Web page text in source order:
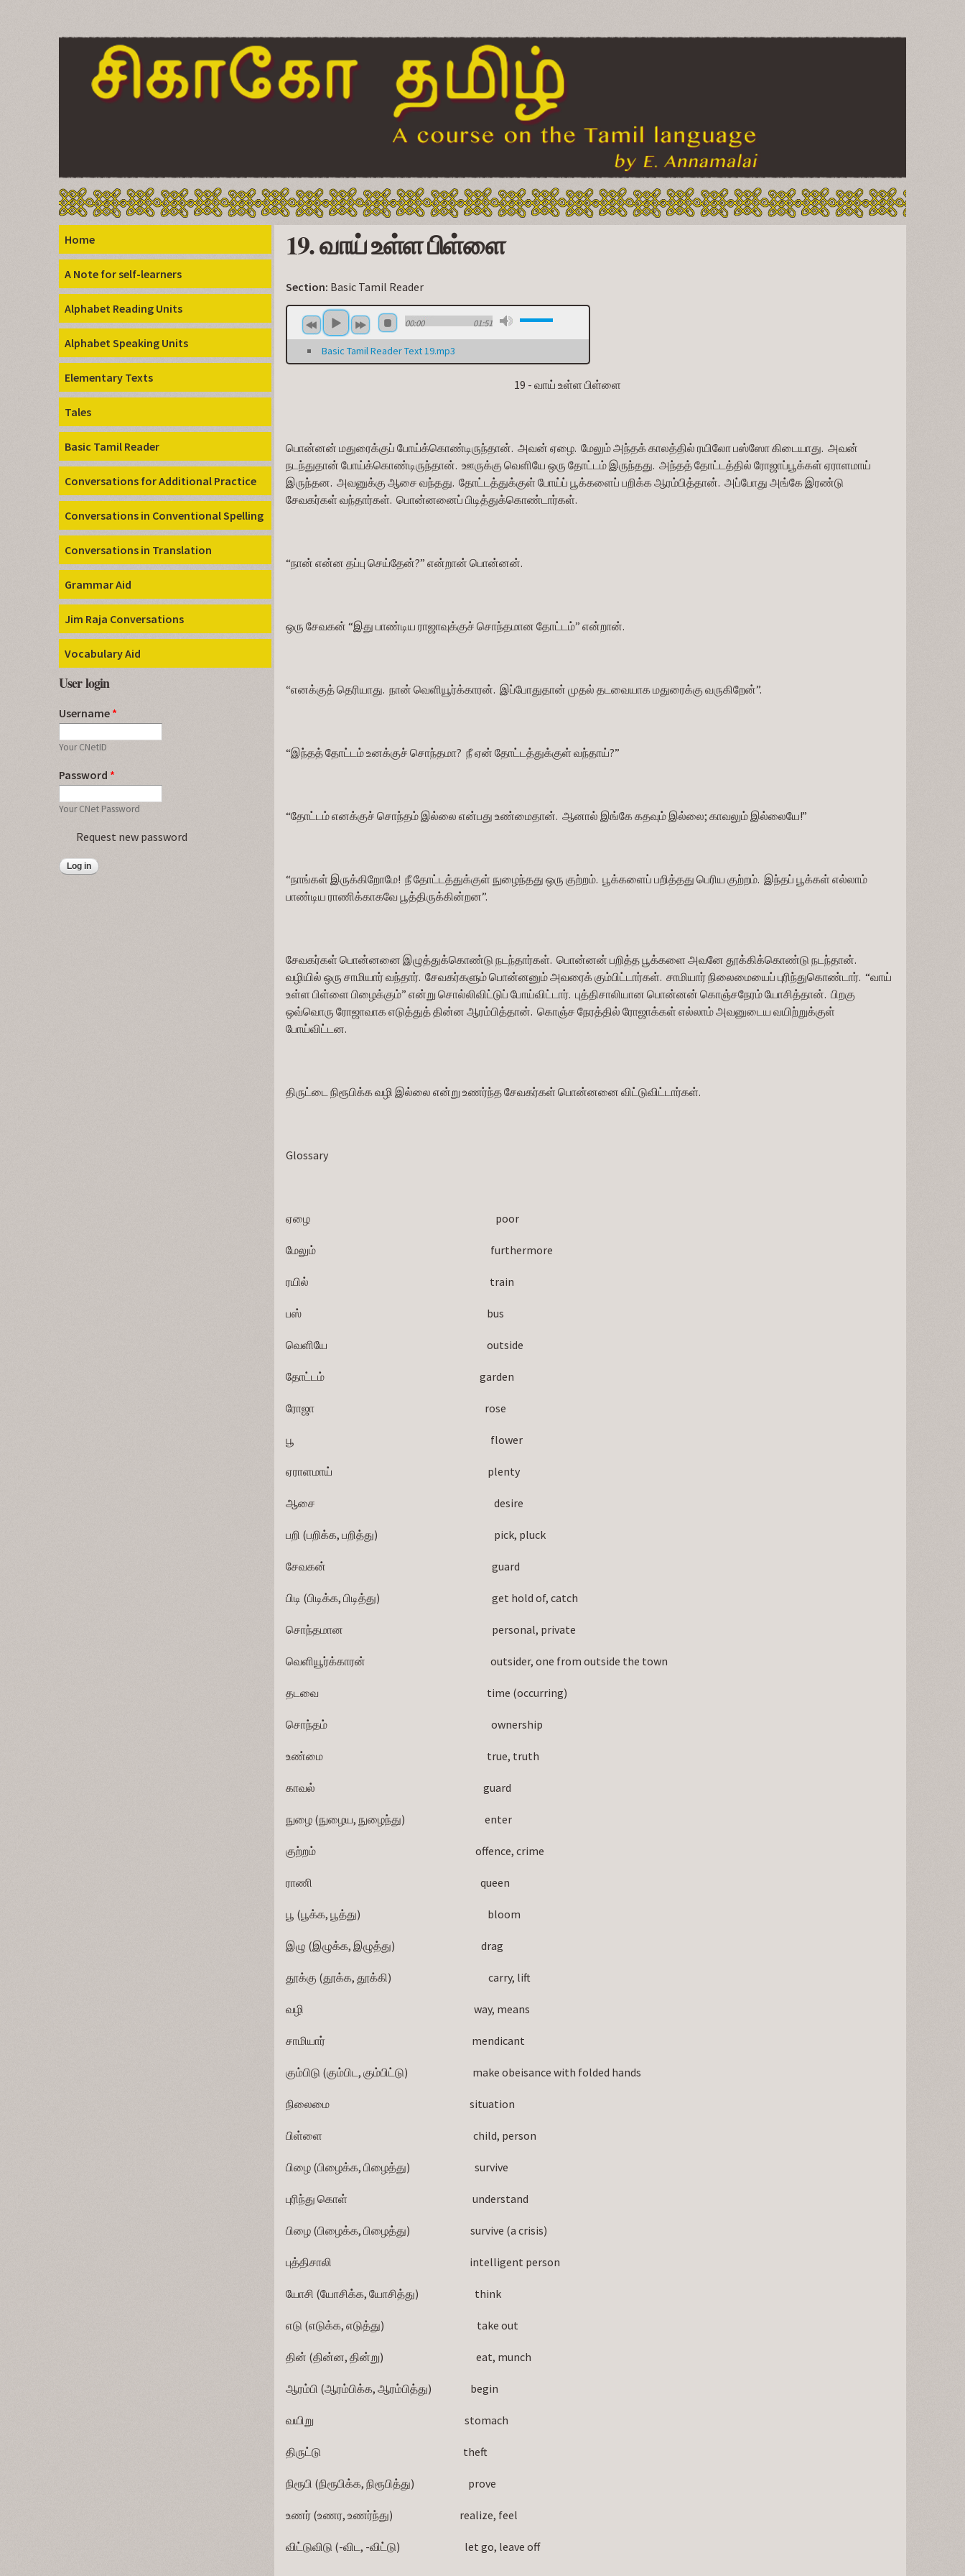
Home
A Note for self-learners
Alphabet Reading Units
Alphabet Speaking Units
Elementary Texts
Tales
Basic Tamil Reader
Conversations for Additional Practice
Conversations in Conventional Spelling
Conversations in Translation
Grammar Aid
Jim Raja Conversations
Vocabulary Aid
User login
Username *
Your CNetID
Password *
Your CNet Password
Request new password
19. வாய் உள்ள பிள்ளை
Section: Basic Tamil Reader
00:00 01:51
Basic Tamil Reader Text 19.mp3
19 - வாய் உள்ள பிள்ளை
பொன்னன் மதுரைக்குப் போய்க்கொண்டிருந்தான்.  அவன் ஏழை.  மேலும் அந்தக் காலத்தில் ரயிலோ பஸ்ஸோ கிடையாது.  அவன்
நடந்துதான் போய்க்கொண்டிருந்தான்.  ஊருக்கு வெளியே ஒரு தோட்டம் இருந்தது.  அந்தத் தோட்டத்தில் ரோஜாப்பூக்கள் ஏராளமாய்
இருந்தன.  அவனுக்கு ஆசை வந்தது.  தோட்டத்துக்குள் போய்ப் பூக்களைப் பறிக்க ஆரம்பித்தான்.  அப்போது அங்கே இரண்டு
சேவகர்கள் வந்தார்கள்.  பொன்னனைப் பிடித்துக்கொண்டார்கள்.
“நான் என்ன தப்பு செய்தேன்?” என்றான் பொன்னன்.
ஒரு சேவகன் “இது பாண்டிய ராஜாவுக்குச் சொந்தமான தோட்டம்” என்றான்.
“எனக்குத் தெரியாது.  நான் வெளியூர்க்காரன்.  இப்போதுதான் முதல் தடவையாக மதுரைக்கு வருகிறேன்”.
“இந்தத் தோட்டம் உனக்குச் சொந்தமா?  நீ ஏன் தோட்டத்துக்குள் வந்தாய்?”
“தோட்டம் எனக்குச் சொந்தம் இல்லை என்பது உண்மைதான்.  ஆனால் இங்கே கதவும் இல்லை; காவலும் இல்லையே!”
“நாங்கள் இருக்கிறோமே!  நீ தோட்டத்துக்குள் நுழைந்தது ஒரு குற்றம்.  பூக்களைப் பறித்தது பெரிய குற்றம்.  இந்தப் பூக்கள் எல்லாம்
பாண்டிய ராணிக்காகவே பூத்திருக்கின்றன”.
சேவகர்கள் பொன்னனை இழுத்துக்கொண்டு நடந்தார்கள்.  பொன்னன் பறித்த பூக்களை அவனே தூக்கிக்கொண்டு நடந்தான்.
வழியில் ஒரு சாமியார் வந்தார்.  சேவகர்களும் பொன்னனும் அவரைக் கும்பிட்டார்கள்.  சாமியார் நிலைமையைப் புரிந்துகொண்டார்.  “வாய்
உள்ள பிள்ளை பிழைக்கும்” என்று சொல்லிவிட்டுப் போய்விட்டார்.  புத்திசாலியான பொன்னன் கொஞ்சநேரம் யோசித்தான்.  பிறகு
ஒவ்வொரு ரோஜாவாக எடுத்துத் தின்ன ஆரம்பித்தான்.  கொஞ்ச நேரத்தில் ரோஜாக்கள் எல்லாம் அவனுடைய வயிற்றுக்குள்
போய்விட்டன.
திருட்டை நிரூபிக்க வழி இல்லை என்று உணர்ந்த சேவகர்கள் பொன்னனை விட்டுவிட்டார்கள்.
Glossary
ஏழை                                                                                      poor
மேலும்                                                                                 furthermore
ரயில்                                                                                    train
பஸ்                                                                                      bus
வெளியே                                                                          outside
தோட்டம்                                                                        garden
ரோஜா                                                                               rose
பூ                                                                                           flower
ஏராளமாய்                                                                        plenty
ஆசை                                                                                   desire
பறி (பறிக்க, பறித்து)                                                      pick, pluck
சேவகன்                                                                             guard
பிடி (பிடிக்க, பிடித்து)                                                    get hold of, catch
சொந்தமான                                                                     personal, private
வெளியூர்க்காரன்                                                          outsider, one from outside the town
தடவை                                                                              time (occurring)
சொந்தம்                                                                            ownership
உண்மை                                                                            true, truth
காவல்                                                                              guard
நுழை (நுழைய, நுழைந்து)                                     enter
குற்றம்                                                                          offence, crime
ராணி                                                                              queen
பூ (பூக்க, பூத்து)                                                           bloom
இழு (இழுக்க, இழுத்து)                                        drag
தூக்கு (தூக்க, தூக்கி)                                             carry, lift
வழி                                                                               way, means
சாமியார்                                                                    mendicant
கும்பிடு (கும்பிட, கும்பிட்டு)                              make obeisance with folded hands
நிலைமை                                                                 situation
பிள்ளை                                                                      child, person
பிழை (பிழைக்க, பிழைத்து)                              survive
புரிந்து கொள்                                                          understand
பிழை (பிழைக்க, பிழைத்து)                            survive (a crisis)
புத்திசாலி                                                                intelligent person
யோசி (யோசிக்க, யோசித்து)                          think
எடு (எடுக்க, எடுத்து)                                           take out
தின் (தின்ன, தின்று)                                           eat, munch
ஆரம்பி (ஆரம்பிக்க, ஆரம்பித்து)                  begin
வயிறு                                                                      stomach
திருட்டு                                                                  theft
நிரூபி (நிரூபிக்க, நிரூபித்து)                         prove
உணர் (உணர, உணர்ந்து)                               realize, feel
விட்டுவிடு (-விட, -விட்டு)                              let go, leave off